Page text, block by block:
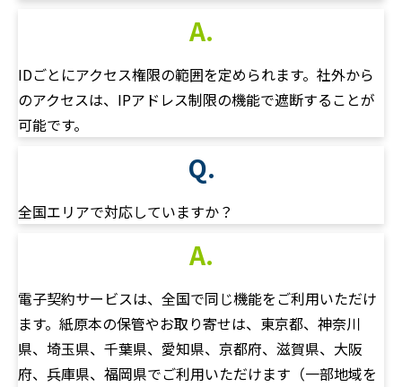
A.
IDごとにアクセス権限の範囲を定められます。社外から
のアクセスは、IPアドレス制限の機能で遮断することが
可能です。
Q.
全国エリアで対応していますか？
A.
電子契約サービスは、全国で同じ機能をご利用いただけ
ます。紙原本の保管やお取り寄せは、東京都、神奈川
県、埼玉県、千葉県、愛知県、京都府、滋賀県、大阪
府、兵庫県、福岡県でご利用いただけます（一部地域を